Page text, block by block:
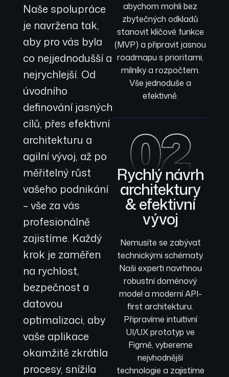
Naše spolupráce
je navržena tak,
aby pro vás byla
co nejjednodušší a
nejrychlejší. Od
úvodního
definování jasných
cílů, přes efektivní
architekturu a
agilní vývoj, až po
měřitelný růst
vašeho podnikání
– vše za vás
profesionálně
zajistíme. Každý
krok je zaměřen
na rychlost,
bezpečnost a
datovou
optimalizaci, aby
vaše aplikace
okamžitě zkrátila
procesy, snížila
abychom mohli bez
zbytečných odkladů
stanovit klíčové funkce
(MVP) a připravit jasnou
roadmapu s prioritami,
milníky a rozpočtem.
Vše jednoduše a
efektivně.
02
Rychlý návrh
architektury
& efektivní
vývoj
Nemusíte se zabývat
technickými schématy.
Naši experti navrhnou
robustní doménový
model a moderní API-
first architekturu.
Připravíme intuitivní
UI/UX prototyp ve
Figmě, vybereme
nejvhodnější
technologie a zajistíme